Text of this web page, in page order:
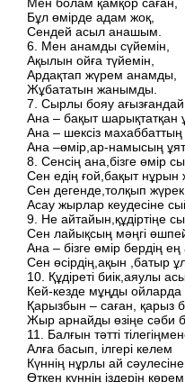
Бұл өмірде адам жоқ,
Сендей асыл анашым.
6. Мен анамды сүйемін,
Ақылын ойға түйемін,
Ардақтап жүрем анамды,
Жұбататын жанымды.
7. Сырлы бояу
Ана – бақыт шарықтатқан
Ана – шексіз махаббаттың
Ана –өмір,ар-намысың
8. Сенсің ана,бізге өмір
Сен едің ғой,бақыт нұрын
Сен дегенде,толқып
Асау жырлар кеудесіне
9. Не айтайын,құдіртіңе
Сен лайықсың мәңгі
Ана – бізге өмір бердің
Сен өсірдің,ақын ,батыр
10. Құдіреті биік,аяулы
Кей-кезде мұңды ойларда
Қарызбын – саған, қарыз
Жыр арнайды өзіңе сәби
11. Балғын тәтті
Алға басып, ілгері келем
Күннің нұрлы ай
Өткен күннің іздерін көрем